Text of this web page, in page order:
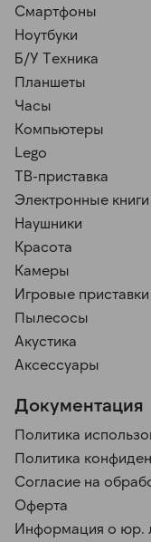
Смартфоны
Ноутбуки
Б/У Техника
Планшеты
Часы
Компьютеры
Lego
ТВ-приставка
Электронные книги
Наушники
Красота
Камеры
Игровые приставки
Пылесосы
Акустика
Аксессуары
Документация
Политика
Политика
Согласие на
Оферта
Информация о юр.